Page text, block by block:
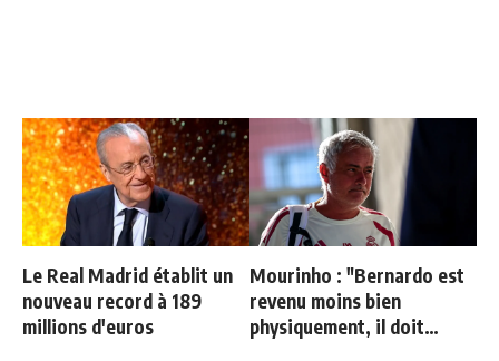
Le Real Madrid établit un
nouveau record à 189
millions d'euros
Mourinho : "Bernardo est
revenu moins bien
physiquement, il doit